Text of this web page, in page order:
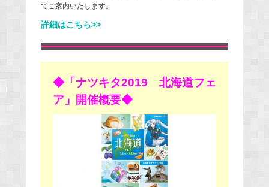
てご案内いたします。
詳細はこちら>>
◆「ナツキタ2019 北海道フェ
ア」開催概要◆